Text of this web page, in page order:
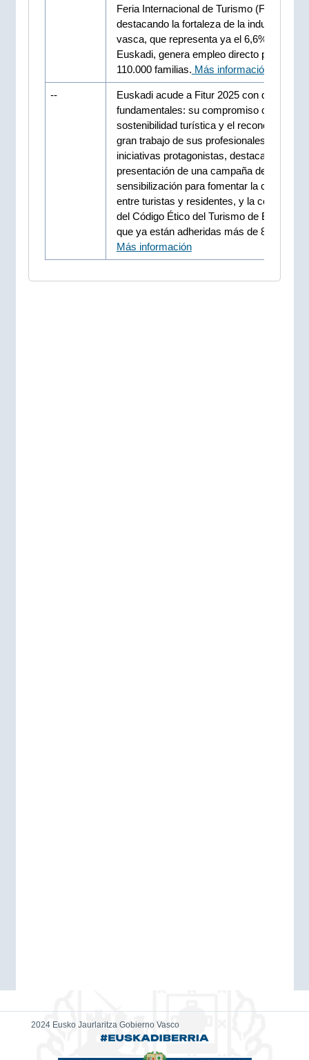
Feria Internacional de Turismo (FITUR)
destacando la fortaleza de la industria
vasca, que representa ya el 6,6% del PIB
Euskadi, genera empleo directo para más
110.000 familias. Más información
--
Euskadi acude a Fitur 2025 con dos ejes
fundamentales: su compromiso con la
sostenibilidad turística y el reconocimiento
gran trabajo de sus profesionales. Entre
iniciativas protagonistas, destacan la
presentación de una campaña de
sensibilización para fomentar la
entre turistas y residentes, y la
del Código Ético del Turismo de Euskadi,
que ya están adheridas más de 800
Más información
2024 Eusko Jaurlaritza Gobierno Vasco